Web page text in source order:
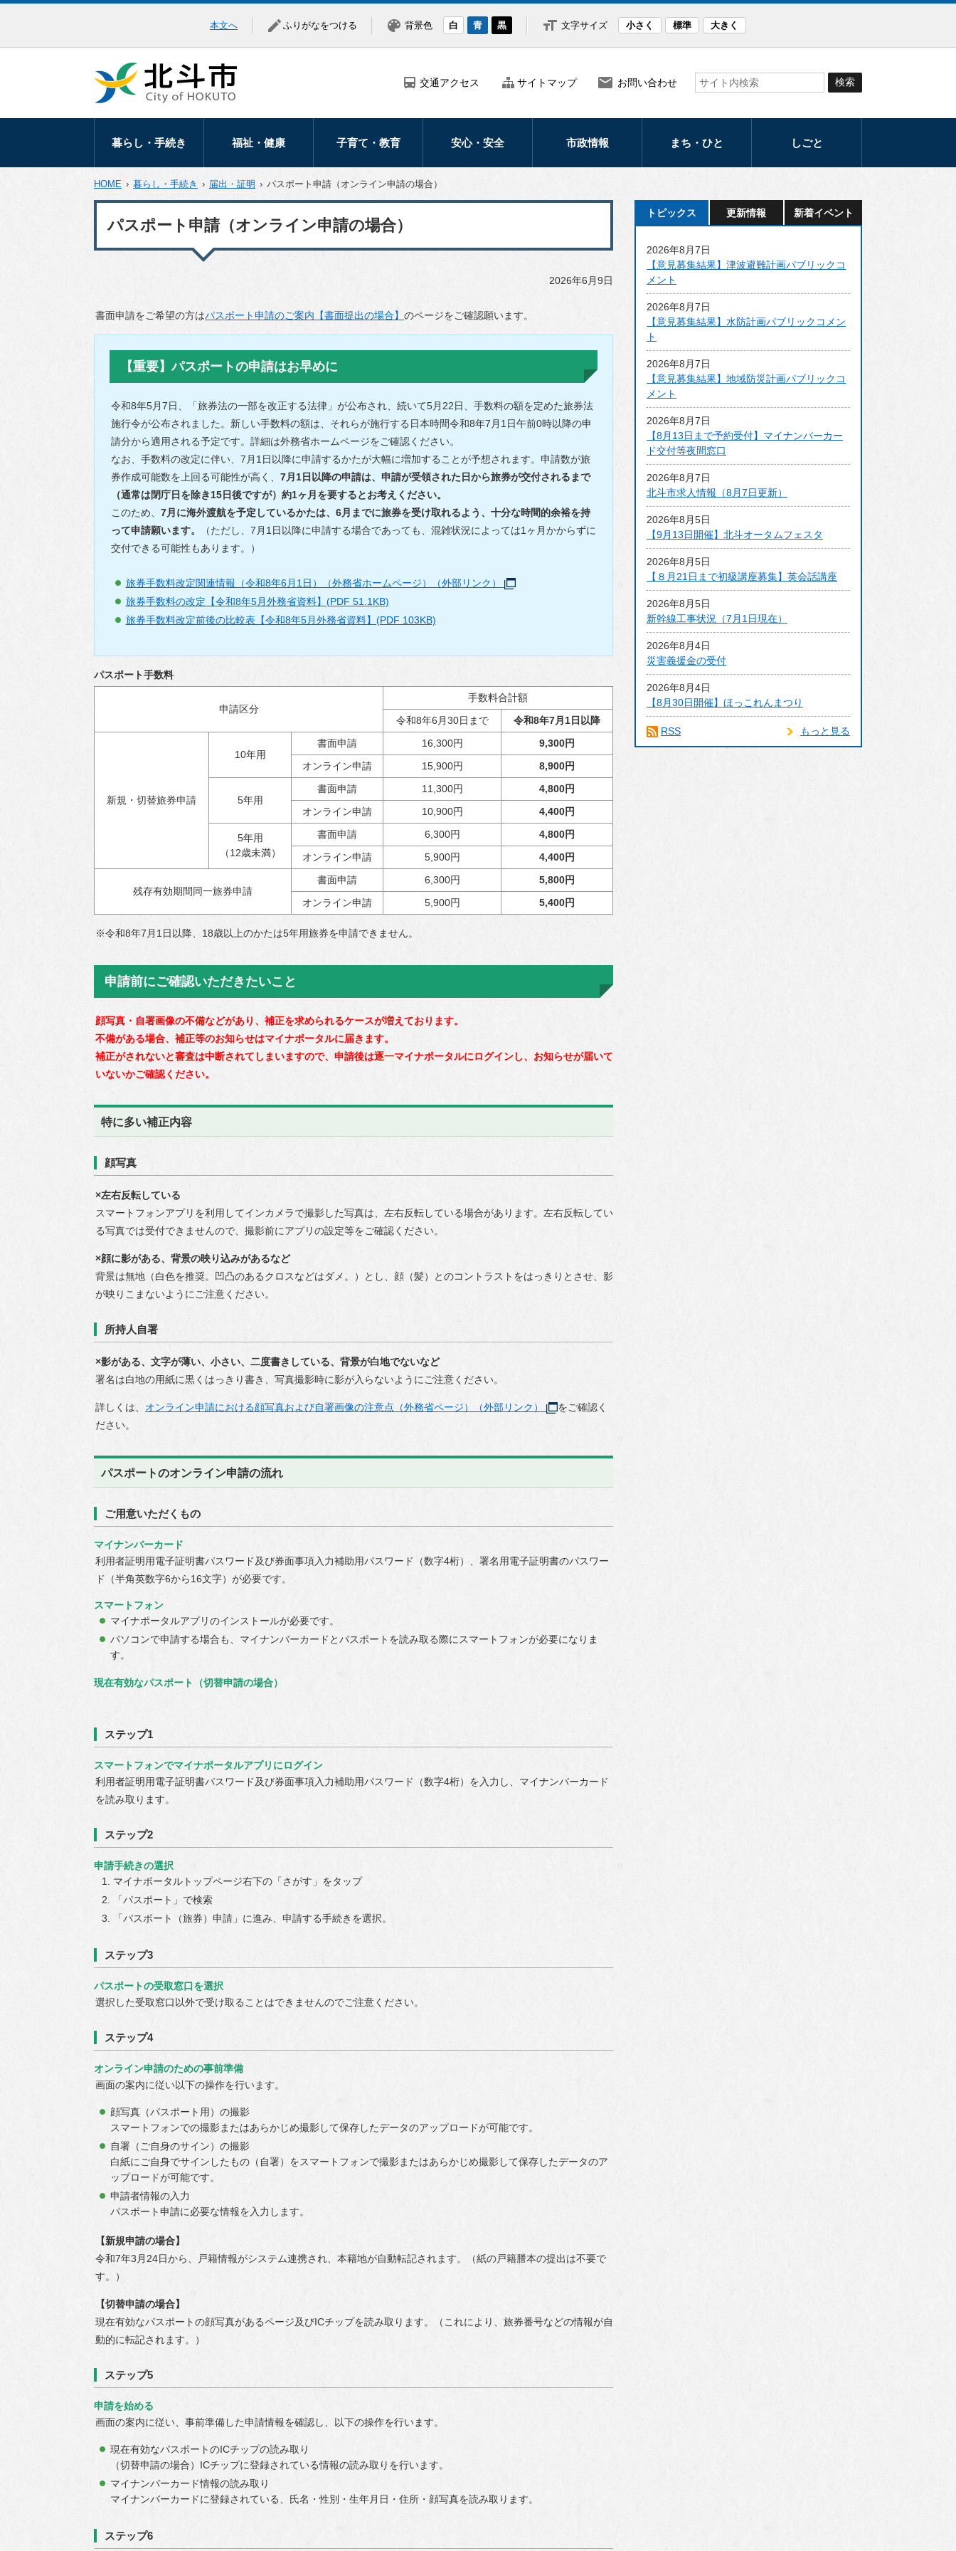
本文へ ふりがなをつける 背景色 白 青 黒 文字サイズ 小さく 標準 大きく
交通アクセス サイトマップ お問い合わせ
暮らし・手続き
暮らしの相談
届出・証明
保険・年金
ごみ・リサイクル
環境・衛生
コミュニティ
住まい・建築・河
川・道路
上下水道
情報化推進
多様な性の取り組
み
活支援事業
福祉・健康
高齢者福祉
医療助成
生活保護・生活支
補助制度
子育て・教育
妊娠・出産
子育て支援
安心・安全 市政情報
広報・広聴
選挙
人事・採用情報
個人情報保護
まち・ひと
まつり・イベント
文化
音楽のまち・ほく
と
アクセスマップ
しごと
労働支援
入札・契約
HOME › 暮らし・手続き › 届出・証明 › パスポート申請（オンライン申請の場合）
パスポート申請（オンライン申請の場合）
2026年6月9日
書面申請をご希望の方はパスポート申請のご案内【書面提出の場合】 のページをご確認願います。
【重要】パスポートの申請はお早めに
令和8年5月7日、「旅券法の一部を改正する法律」が公布され、続いて5月22日、手数料の額を定めた旅券法
施行令が公布されました。新しい手数料の額は、それらが施行する日本時間令和8年7月1日午前0時以降の申
請分から適用される予定です。詳細は外務省ホームページをご確認ください。
なお、手数料の改定に伴い、7月1日以降に申請するかたが大幅に増加することが予想されます。申請数が旅
券作成可能数を上回る可能性が高く、 7月1日以降の申請は、申請が受領された日から旅券が交付されるまで
（通常は閉庁日を除き15日後ですが）約1ヶ月を要するとお考えください。
このため、 7月に海外渡航を予定しているかたは、6月までに旅券を受け取れるよう、十分な時間的余裕を持
って申請願います。
（ただし、7月1日以降に申請する場合であっても、混雑状況によっては1ヶ月かからずに
交付できる可能性もあります。）
旅券手数料改定関連情報（令和8年6月1日）（外務省ホームページ）（外部リンク）
旅券手数料の改定【令和8年5月外務省資料】(PDF 51.1KB)
旅券手数料改定前後の比較表【令和8年5月外務省資料】(PDF 103KB)
パスポート手数料
申請区分
手数料合計額
令和8年6月30日まで
令和8年7月1日以降
新規・切替旅券申請
10年用
書面申請 16,300円
9,300円
オンライン申請
15,900円 8,900円
5年用
書面申請 11,300円
4,800円
オンライン申請
10,900円 4,400円
5年用
（12歳未満）
書面申請 6,300円
4,800円
オンライン申請
5,900円 4,400円
残存有効期間同一旅券申請
書面申請 6,300円
5,800円
オンライン申請
5,900円 5,400円
※令和8年7月1日以降、18歳以上のかたは5年用旅券を申請できません。
申請前にご確認いただきたいこと
顔写真・自署画像の不備などがあり、補正を求められるケースが増えております。
不備がある場合、補正等のお知らせはマイナポータルに届きます。
補正がされないと審査は中断されてしまいますので、申請後は逐一マイナポータルにログインし、お知らせが届いて
いないかご確認ください。
特に多い補正内容
顔写真
×左右反転している
スマートフォンアプリを利用してインカメラで撮影した写真は、左右反転している場合があります。左右反転してい
る写真では受付できませんので、撮影前にアプリの設定等をご確認ください。
×顔に影がある、背景の映り込みがあるなど
背景は無地（白色を推奨。凹凸のあるクロスなどはダメ。）とし、顔（髪）とのコントラストをはっきりとさせ、影
が映りこまないようにご注意ください。
所持人自署
×影がある、文字が薄い、小さい、二度書きしている、背景が白地でないなど
署名は白地の用紙に黒くはっきり書き、写真撮影時に影が入らないようにご注意ください。
詳しくは、 オンライン申請における顔写真および自署画像の注意点（外務省ページ）（外部リンク）
をご確認く
ださい。
パスポートのオンライン申請の流れ
ご用意いただくもの
マイナンバーカード
利用者証明用電子証明書パスワード及び券面事項入力補助用パスワード（数字4桁）、署名用電子証明書のパスワー
ド（半角英数字6から16文字）が必要です。
スマートフォン
マイナポータルアプリのインストールが必要です。
パソコンで申請する場合も、マイナンバーカードとパスポートを読み取る際にスマートフォンが必要になりま
す。
現在有効なパスポート（切替申請の場合）
ステップ1
スマートフォンでマイナポータルアプリにログイン
利用者証明用電子証明書パスワード及び券面事項入力補助用パスワード（数字4桁）を入力し、マイナンバーカード
を読み取ります。
ステップ2
申請手続きの選択
マイナポータルトップページ右下の「さがす」をタップ
「パスポート」で検索
「パスポート（旅券）申請」に進み、申請する手続きを選択。
ステップ3
パスポートの受取窓口を選択
選択した受取窓口以外で受け取ることはできませんのでご注意ください。
ステップ4
オンライン申請のための事前準備
画面の案内に従い以下の操作を行います。
顔写真（パスポート用）の撮影
スマートフォンでの撮影またはあらかじめ撮影して保存したデータのアップロードが可能です。
自署（ご自身のサイン）の撮影
白紙にご自身でサインしたもの（自署）をスマートフォンで撮影またはあらかじめ撮影して保存したデータのア
ップロードが可能です。
申請者情報の入力
パスポート申請に必要な情報を入力します。
【新規申請の場合】
令和7年3月24日から、戸籍情報がシステム連携され、本籍地が自動転記されます。（紙の戸籍謄本の提出は不要で
す。）
【切替申請の場合】
現在有効なパスポートの顔写真があるページ及びICチップを読み取ります。（これにより、旅券番号などの情報が自
動的に転記されます。）
ステップ5
申請を始める
画面の案内に従い、事前準備した申請情報を確認し、以下の操作を行います。
現在有効なパスポートのICチップの読み取り
（切替申請の場合）ICチップに登録されている情報の読み取りを行います。
マイナンバーカード情報の読み取り
マイナンバーカードに登録されている、氏名・性別・生年月日・住所・顔写真を読み取ります。
ステップ6
トピックス 更新情報 新着イベント
2026年8月7日
【意見募集結果】津波避難計画パブリックコ
メント
2026年8月7日
【意見募集結果】水防計画パブリックコメン
ト
2026年8月7日
【意見募集結果】地域防災計画パブリックコ
メント
2026年8月7日
【8月13日まで予約受付】マイナンバーカー
ド交付等夜間窓口
2026年8月7日
北斗市求人情報（8月7日更新）
2026年8月5日
【9月13日開催】北斗オータムフェスタ
2026年8月5日
【８月21日まで初級講座募集】英会話講座
2026年8月5日
新幹線工事状況（7月1日現在）
2026年8月4日
災害義援金の受付
2026年8月4日
【8月30日開催】ほっこれんまつり
もっと見る
RSS